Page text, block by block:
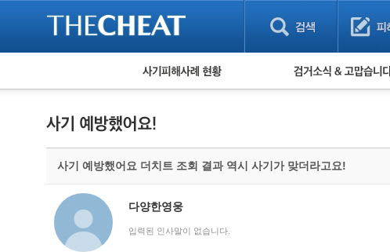
피해사례 현황
게임 · 비실물 피해사례
보이스피싱 피해사례
유해사이트 목록
비공개 피해사례
검거 소식
사기 예방했어요 더치트 조회 결과 역시 사기가 맞더라고요!
다양한영웅
입력된 인사말이 없습니다.